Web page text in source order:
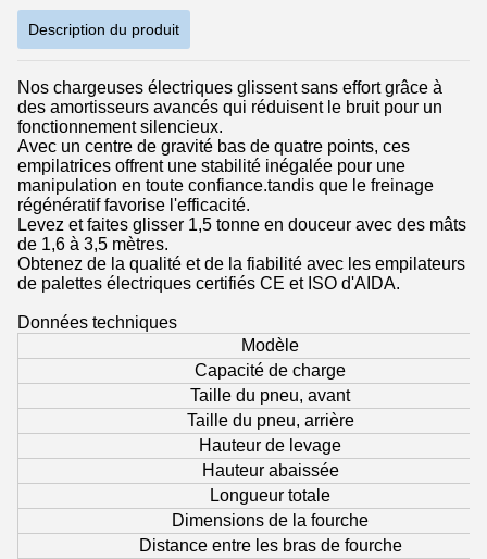
Description du produit
Nos chargeuses électriques glissent sans effort grâce à
des amortisseurs avancés qui réduisent le bruit pour un
fonctionnement silencieux.
Avec un centre de gravité bas de quatre points, ces
empilatrices offrent une stabilité inégalée pour une
manipulation en toute confiance.tandis que le freinage
régénératif favorise l'efficacité.
Levez et faites glisser 1,5 tonne en douceur avec des mâts
de 1,6 à 3,5 mètres.
Obtenez de la qualité et de la fiabilité avec les empilateurs
de palettes électriques certifiés CE et ISO d'AIDA.
Données techniques
Modèle
Capacité de charge
Taille du pneu, avant
Taille du pneu, arrière
Hauteur de levage
Hauteur abaissée
Longueur totale
Dimensions de la fourche
Distance entre les bras de fourche